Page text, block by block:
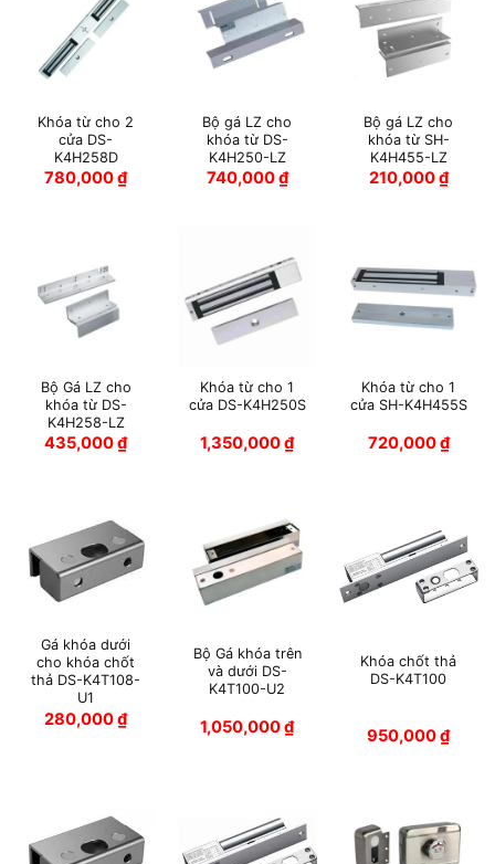
Khóa từ cho 2
cửa DS-
K4H258D
780,000₫
Bộ gá LZ cho
khóa từ DS-
K4H250-LZ
740,000₫
Bộ gá LZ cho
khóa từ SH-
K4H455-LZ
210,000₫
Bộ Gá LZ cho
khóa từ DS-
K4H258-LZ
435,000₫
Khóa từ cho 1
cửa DS-K4H250S
1,350,000₫
Khóa từ cho 1
cửa SH-K4H455S
720,000₫
Gá khóa dưới
cho khóa chốt
thả DS-K4T108-
U1
280,000₫
Bộ Gá khóa trên
và dưới DS-
K4T100-U2
1,050,000₫
Khóa chốt thả
DS-K4T100
950,000₫